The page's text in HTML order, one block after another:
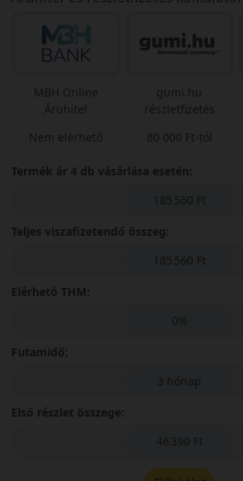
MBH Online
Áruhitel
Nem elérhető
gumi.hu
részletfizetés
80 000 Ft-tól
Termék ár 4 db vásárlása esetén:
185 560 Ft
Teljes viszafizetendő összeg:
185 560 Ft
Elérhető THM:
0%
Futamidő:
3 hónap
Első részlet összege:
46 390 Ft